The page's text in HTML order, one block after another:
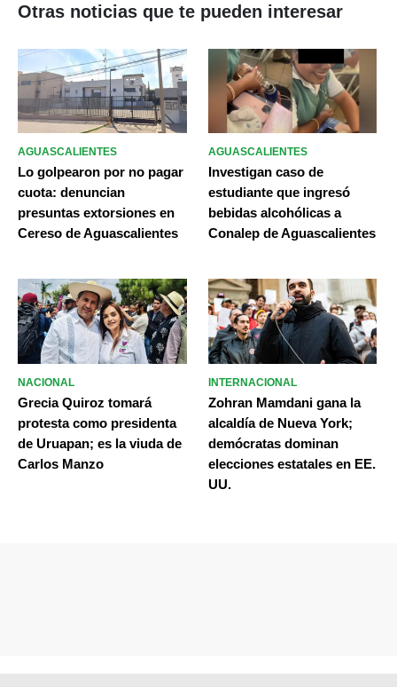
Otras noticias que te pueden interesar
AGUASCALIENTES
Lo golpearon por no pagar
cuota: denuncian
presuntas extorsiones en
Cereso de Aguascalientes
AGUASCALIENTES
Investigan caso de
estudiante que ingresó
bebidas alcohólicas a
Conalep de Aguascalientes
NACIONAL
Grecia Quiroz tomará
protesta como presidenta
de Uruapan; es la viuda de
Carlos Manzo
INTERNACIONAL
Zohran Mamdani gana la
alcaldía de Nueva York;
demócratas dominan
elecciones estatales en EE.
UU.